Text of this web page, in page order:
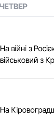
ЧЕТВЕР
На війні з
військовий з
На